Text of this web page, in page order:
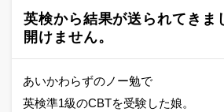
英検から結果が送られてきま
開けません。
あいかわらずのノー勉で
英検準1級のCBTを受験した娘。